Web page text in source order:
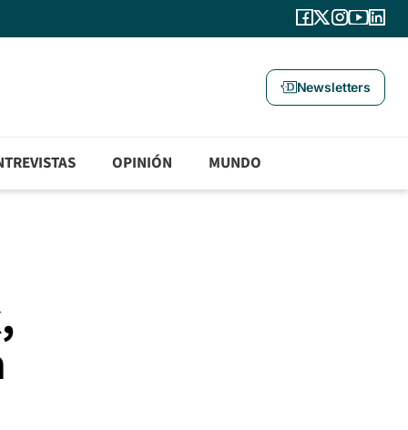
Newsletters
OPINIÓN MUNDO